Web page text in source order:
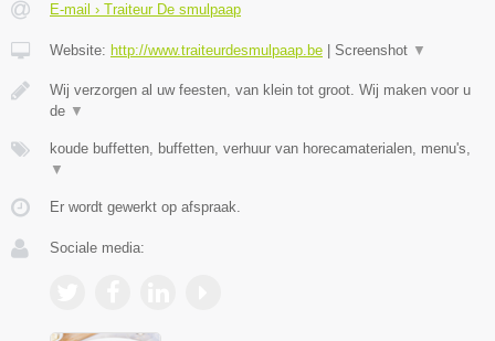
E-mail › Traiteur De smulpaap
Website: http://www.traiteurdesmulpaap.be Screenshot ▼
Wij verzorgen al uw feesten, van klein tot groot. Wij maken voor u
de ▼
koude buffetten, buffetten, verhuur van horecamaterialen, menu's,
▼
Er wordt gewerkt op afspraak.
Sociale media: